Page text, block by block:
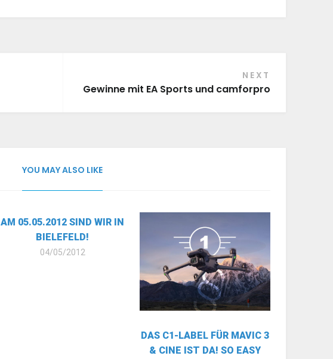
NEXT
Gewinne mit EA Sports und camforpro
YOU MAY ALSO LIKE
AM 05.05.2012 SIND WIR IN
BIELEFELD!
04/05/2012
DAS C1-LABEL FÜR MAVIC 3
& CINE IST DA! SO EASY